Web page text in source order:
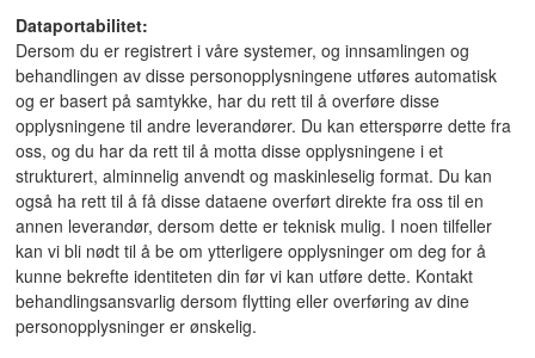
Dataportabilitet:
Dersom du er registrert i våre systemer, og innsamlingen og
behandlingen av disse personopplysningene utføres automatisk
og er basert på samtykke, har du rett til å overføre disse
opplysningene til andre leverandører. Du kan etterspørre dette fra
oss, og du har da rett til å motta disse opplysningene i et
strukturert, alminnelig anvendt og maskinleselig format. Du kan
også ha rett til å få disse dataene overført direkte fra oss til en
annen leverandør, dersom dette er teknisk mulig. I noen tilfeller
kan vi bli nødt til å be om ytterligere opplysninger om deg for å
kunne bekrefte identiteten din før vi kan utføre dette. Kontakt
behandlingsansvarlig dersom flytting eller overføring av dine
personopplysninger er ønskelig.